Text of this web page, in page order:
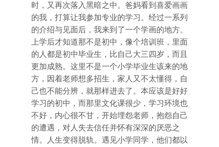
时，又再次落入黑暗之中。爸妈看到喜爱画画
的我，打算让我参加专业的学习。经过一系列
的介绍与见面后，我来到了一个学画的地方。
上学后才知道那不是初中，像个培训班，里面
的人都是初中毕业生，比自己大三四岁，而且
更加成熟。这里不是一个小学毕业生该来的地
方，因着老师想多招生，家人又不太懂得，自
己也不能分辨，就那样进去了。本应该是好好
学习的初中，而那里文化课很少，学习环境也
不好，内心很不甘，开始埋怨老师，抱怨自己
的遭遇，对人失去信任并怀有深深的厌恶之
情。人生变得脱轨。遇见小学同学，他们都以